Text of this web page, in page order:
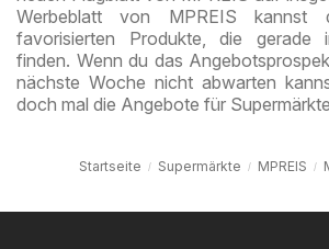
Werbeblatt von MPREIS
favorisierten Produkte, die gerade
finden. Wenn du das
nächste Woche nicht abwarten
doch mal die Angebote für
Startseite Supermärkte MPREIS